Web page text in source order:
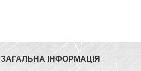
ЗАГАЛЬНА ІНФОРМАЦІЯ